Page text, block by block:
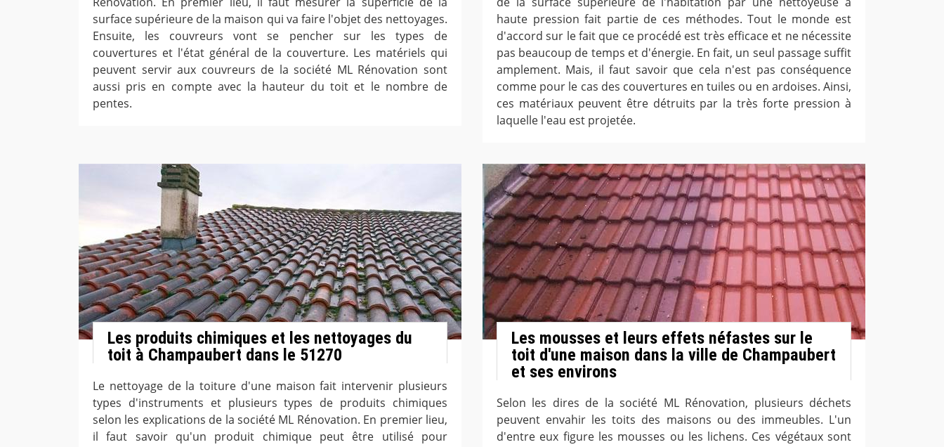
surface supérieure de la maison qui va faire l'objet des nettoyages.
Ensuite, les couvreurs vont se pencher sur les types de
couvertures et l'état général de la couverture. Les matériels qui
peuvent servir aux couvreurs de la société ML Rénovation sont
aussi pris en compte avec la hauteur du toit et le nombre de
pentes.
haute pression fait partie de ces méthodes. Tout le monde est
d'accord sur le fait que ce procédé est très efficace et ne nécessite
pas beaucoup de temps et d'énergie. En fait, un seul passage suffit
amplement. Mais, il faut savoir que cela n'est pas conséquence
comme pour le cas des couvertures en tuiles ou en ardoises. Ainsi,
ces matériaux peuvent être détruits par la très forte pression à
laquelle l'eau est projetée.
Les produits chimiques et les nettoyages du
toit à Champaubert dans le 51270
Le nettoyage de la toiture d'une maison fait intervenir plusieurs
types d'instruments et plusieurs types de produits chimiques
selon les explications de la société ML Rénovation. En premier lieu,
il faut savoir qu'un produit chimique peut être utilisé pour
Les mousses et leurs effets néfastes sur le
toit d'une maison dans la ville de Champaubert
et ses environs
Selon les dires de la société ML Rénovation, plusieurs déchets
peuvent envahir les toits des maisons ou des immeubles. L'un
d'entre eux figure les mousses ou les lichens. Ces végétaux sont